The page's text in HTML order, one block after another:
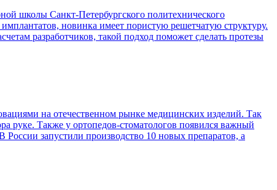
школы Санкт-Петербургского политехнического
новинка имеет пористую решетчатую структуру.
разработчиков, такой подход поможет сделать протезы
на отечественном рынке медицинских изделий. Так
руке. Также у ортопедов-стоматологов появился важный
запустили производство 10 новых препаратов, а